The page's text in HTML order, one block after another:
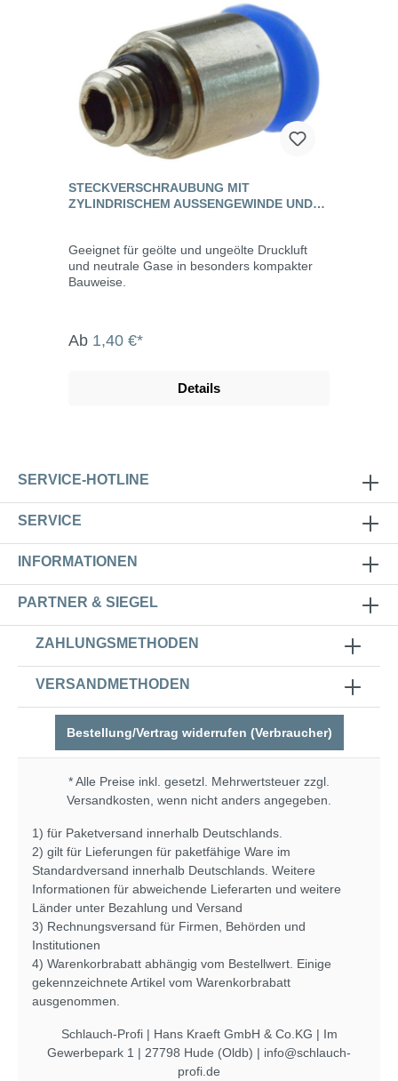
STECKVERSCHRAUBUNG MIT
ZYLINDRISCHEM AUSSENGEWINDE UND I
Geeignet für geölte und ungeölte Druckluft
und neutrale Gase in besonders kompakter
Bauweise.
Ab 1,40 €*
Details
SERVICE-HOTLINE
SERVICE
INFORMATIONEN
PARTNER & SIEGEL
ZAHLUNGSMETHODEN
VERSANDMETHODEN
Bestellung/Vertrag widerrufen (Verbraucher)
* Alle Preise inkl. gesetzl. Mehrwertsteuer zzgl.
Versandkosten , wenn nicht anders angegeben.
1) für Paketversand innerhalb Deutschlands.
2) gilt für Lieferungen für paketfähige Ware im
Standardversand innerhalb Deutschlands. Weitere
Informationen für abweichende Lieferarten und weitere
Länder unter Bezahlung und Versand
3) Rechnungsversand für Firmen, Behörden und
Institutionen
4) Warenkorbrabatt abhängig vom Bestellwert. Einige
gekennzeichnete Artikel vom Warenkorbrabatt
ausgenommen.
Schlauch-Profi | Hans Kraeft GmbH & Co.KG | Im
Gewerbepark 1 | 27798 Hude (Oldb) | info@schlauch-
profi.de